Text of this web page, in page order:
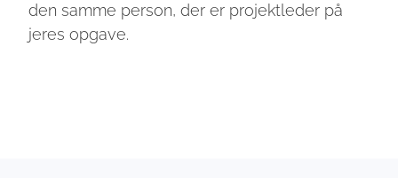
den samme person, der er projektleder på
jeres opgave.